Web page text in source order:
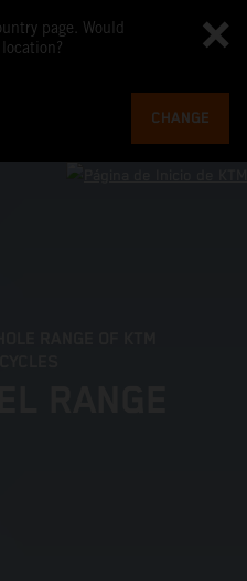
page. Would
CHANGE